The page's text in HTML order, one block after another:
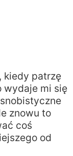
kiedy patrzę
wydaje mi się
znowu to
coś
od